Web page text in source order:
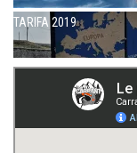
TARIFA 2019